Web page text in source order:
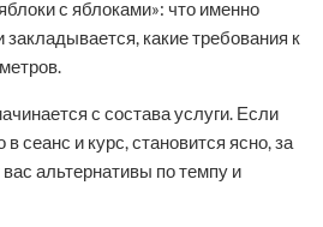
с яблоками»: что именно
закладывается, какие требования к
с состава услуги. Если
сеанс и курс, становится ясно, за
альтернативы по темпу и